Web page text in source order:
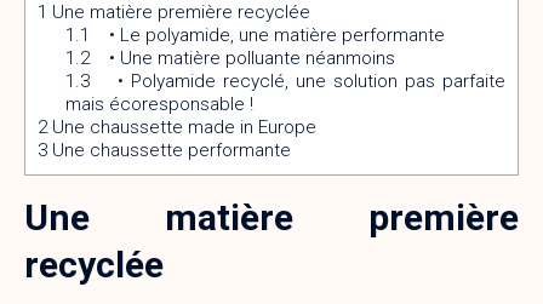
1 Une matière première recyclée
1.1
• Le polyamide, une matière performante
1.2• Une matière polluante néanmoins
1.3• Polyamide recyclé, une solution pas parfaite
mais écoresponsable !
2Une chaussette made in Europe
3 Une chaussette performante
Une matière première
recyclée